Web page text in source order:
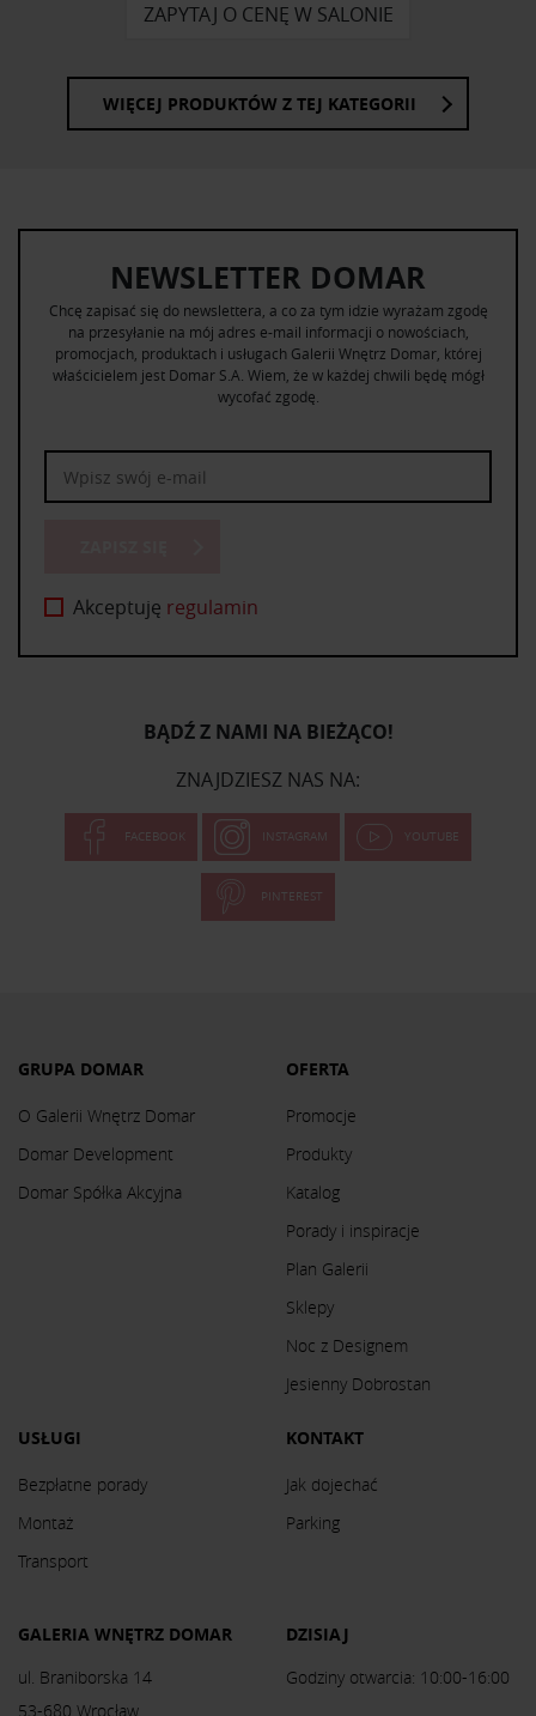
korzystania z ich usług.ZAPYTAJ O CENĘ W SALONIE
WIĘCEJ PRODUKTÓW Z TEJ KATEGORII
NEWSLETTER DOMAR
Chcę zapisać się do newslettera, a co za tym idzie wyrażam zgodę
na przesyłanie na mój adres e-mail informacji o nowościach,
promocjach, produktach i usługach Galerii Wnętrz Domar, której
właścicielem jest Domar S.A. Wiem, że w każdej chwili będę mógł
wycofać zgodę.
Akceptuję regulamin
BĄDŹ Z NAMI NA BIEŻĄCO!
ZNAJDZIESZ NAS NA:
FACEBOOK INSTAGRAM YOUTUBE
PINTEREST
GRUPA DOMAR
O Galerii Wnętrz Domar
Domar Development
Domar Spółka Akcyjna
OFERTA
Promocje
Produkty
Katalog
Porady i inspiracje
Plan Galerii
Sklepy
Noc z Designem
Jesienny Dobrostan
USŁUGI
Bezpłatne porady
Montaż
Transport
KONTAKT
Jak dojechać
Parking
GALERIA WNĘTRZ DOMAR
ul. Braniborska 14
53-680 Wrocław
DZISIAJ
Godziny otwarcia: 10:00-16:00